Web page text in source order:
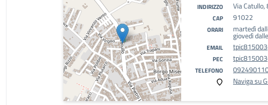
INDIRIZZO Via
CAP 91022
ORARI martedì
giovedì
EMAIL
PEC
TELEFONO
Naviga su